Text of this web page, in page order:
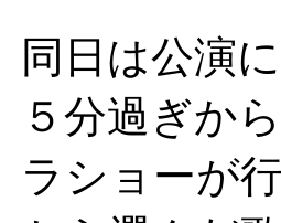
同日は公演
５分過ぎか
ラショーが